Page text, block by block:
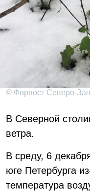
© Форпост Северо-
В Северной
ветра.
В среду, 6
юге Петербурга
температура